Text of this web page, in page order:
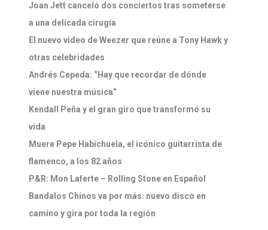
Joan Jett canceló dos conciertos tras someterse
a una delicada cirugía
El nuevo video de Weezer que reúne a Tony Hawk y
otras celebridades
Andrés Cepeda: “Hay que recordar de dónde
viene nuestra música”
Kendall Peña y el gran giro que transformó su
vida
Muere Pepe Habichuela, el icónico guitarrista de
flamenco, a los 82 años
P&R: Mon Laferte – Rolling Stone en Español
Bandalos Chinos va por más: nuevo disco en
camino y gira por toda la región